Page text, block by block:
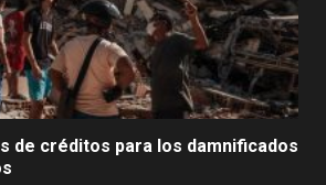
de créditos para los damnificados